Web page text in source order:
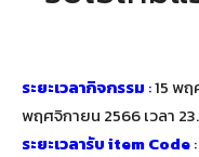
ระยะเวลากิจกรรม :15 พ
พฤศจิกายน 2566 เวลา
ระยะเวลารับ item Code